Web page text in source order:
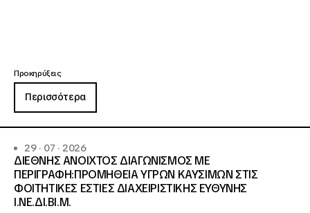
Προκηρύξεις
Περισσότερα
29 · 07 · 2026
ΔΙΕΘΝΗΣ ΑΝΟΙΧΤΟΣ ΔΙΑΓΩΝΙΣΜΟΣ ΜΕ
ΠΕΡΙΓΡΑΦΗ:ΠΡΟΜΗΘΕΙΑ ΥΓΡΩΝ ΚΑΥΣΙΜΩΝ ΣΤΙΣ
ΦΟΙΤΗΤΙΚΕΣ ΕΣΤΙΕΣ ΔΙΑΧΕΙΡΙΣΤΙΚΗΣ ΕΥΘΥΝΗΣ
Ι.ΝΕ.ΔΙ.ΒΙ.Μ.